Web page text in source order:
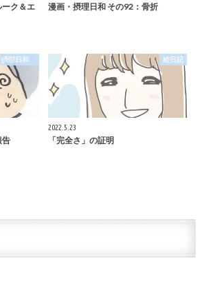
ク＆エ
漫画・摂理日和 その92：骨折
摂理日和
告
絵日記
2022.5.23
「完全さ」の証明